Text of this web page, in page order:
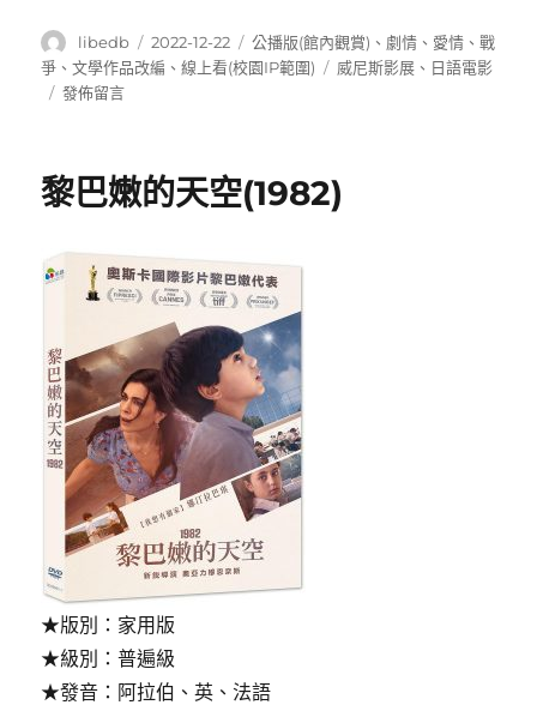
作
者
libedb
發
佈
2022-12-22
分
類
公播版(館內觀賞) 、 劇情 、 愛情 、 戰
爭 、文學作品改編 、線上看(校園IP範圍)
標
威尼斯影展 、 日語電影
在
妻
a
Spy)〉
發佈留言
黎巴嫩的天空(1982)
★版別：家用版
★級別：普遍級
★發音：阿拉伯、英、法語